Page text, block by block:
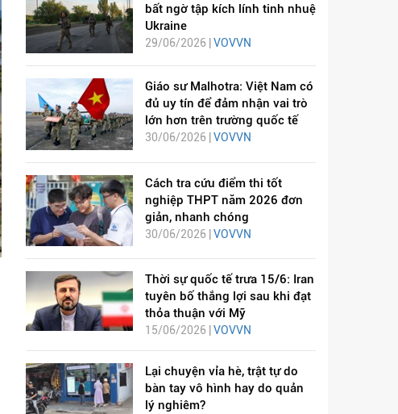
bất ngờ tập kích lính tinh nhuệ
Ukraine
29/06/2026 | VOVVN
Giáo sư Malhotra: Việt Nam có
đủ uy tín để đảm nhận vai trò
lớn hơn trên trường quốc tế
30/06/2026 | VOVVN
Cách tra cứu điểm thi tốt
nghiệp THPT năm 2026 đơn
giản, nhanh chóng
30/06/2026 | VOVVN
Thời sự quốc tế trưa 15/6: Iran
tuyên bố thắng lợi sau khi đạt
thỏa thuận với Mỹ
15/06/2026 | VOVVN
Lại chuyện vỉa hè, trật tự do
bàn tay vô hình hay do quản
lý nghiêm?